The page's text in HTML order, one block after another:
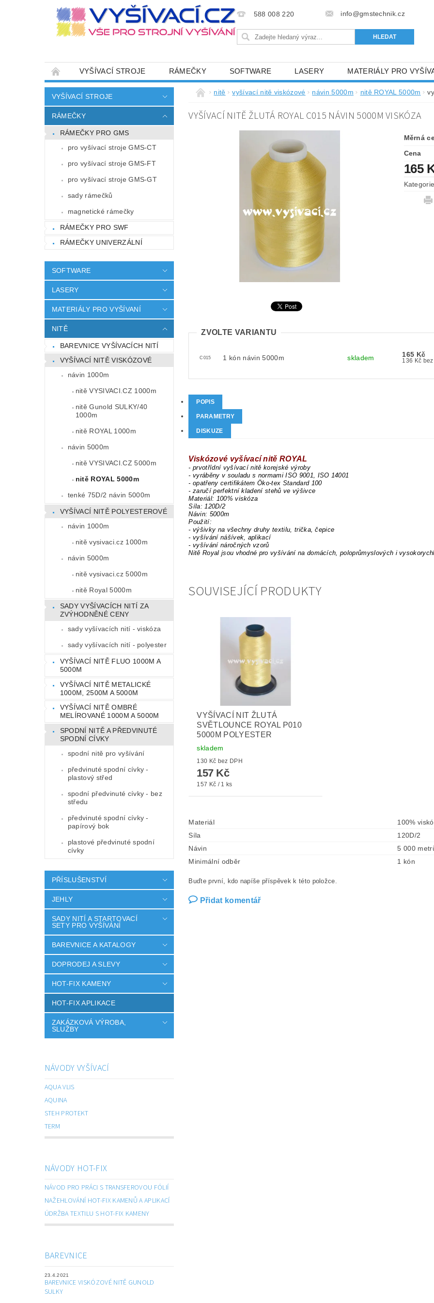
588 008 220 info@gmstechnik.cz
VYŠÍVACÍ STROJE RÁMEČKY SOFTWARE LASERY MATERIÁLY PRO
JEHLY SADY NITÍ A STARTOVACÍ SETY PRO VYŠÍVÁNÍ BAREVNICE A KATALOGY
HOT-FIX APLIKACE ZAKÁZKOVÁ VÝROBA, SLUŽBY
CENÍK DOPRAVY (NÁKLADŮ EXPEDICE) PLATNÝ OD 6. 5.2024
ZÁSADY OCHRANY OSOBNÍCH ÚDAJŮ
VYŠÍVACÍ STROJE
RÁMEČKY
RÁMEČKY PRO GMS
pro vyšívací stroje GMS-CT
pro vyšívací stroje GMS-FT
pro vyšívací stroje GMS-GT
sady rámečků
magnetické rámečky
RÁMEČKY PRO SWF
RÁMEČKY UNIVERZÁLNÍ
SOFTWARE
LASERY
MATERIÁLY PRO VYŠÍVANÍ
NITĚ
BAREVNICE VYŠÍVACÍCH NITÍ
VYŠÍVACÍ NITĚ VISKÓZOVÉ
návin 1000m
nitě VYSIVACI.CZ 1000m
nitě Gunold SULKY/40
1000m
nitě ROYAL 1000m
návin 5000m
nitě VYSIVACI.CZ 5000m
nitě ROYAL 5000m
tenké 75D/2 návin 5000m
VYŠÍVACÍ NITĚ POLYESTEROVÉ
návin 1000m
nitě vysivaci.cz 1000m
návin 5000m
nitě vysivaci.cz 5000m
nitě Royal 5000m
SADY VYŠÍVACÍCH NITÍ ZA
ZVÝHODNĚNÉ CENY
sady vyšívacích nití - viskóza
sady vyšívacích nití - polyester
VYŠÍVACÍ NITĚ FLUO 1000M A
5000M
VYŠÍVACÍ NITĚ METALICKÉ
1000M, 2500M A 5000M
VYŠÍVACÍ NITĚ OMBRÉ
MELÍROVANÉ 1000M A 5000M
SPODNÍ NITĚ A PŘEDVINUTÉ
SPODNÍ CÍVKY
spodní nitě pro vyšívání
předvinuté spodní cívky -
plastový střed
spodní předvinuté cívky - bez
středu
předvinuté spodní cívky -
papírový bok
plastové předvinuté spodní
cívky
PŘÍSLUŠENSTVÍ
JEHLY
SADY NITÍ A STARTOVACÍ
SETY PRO VYŠÍVÁNÍ
BAREVNICE A KATALOGY
DOPRODEJ A SLEVY
HOT-FIX KAMENY
HOT-FIX APLIKACE
ZAKÁZKOVÁ VÝROBA,
SLUŽBY
NÁVODY VYŠÍVACÍ
AQUA VLIS
AQUINA
STEH PROTEKT
TERM
NÁVODY HOT-FIX
NÁVOD PRO PRÁCI S TRANSFEROVOU FÓLIÍ
NAŽEHLOVÁNÍ HOT-FIX KAMENŮ A APLIKACÍ
ÚDRŽBA TEXTILU S HOT-FIX KAMENY
BAREVNICE
23.4.2021
BAREVNICE VISKÓZOVÉ NITĚ GUNOLD
SULKY
nitě vyšívací nitě viskózové návin 5000m nitě ROYAL 5000m
VYŠÍVACÍ NITĚ ŽLUTÁ ROYAL C015 NÁVIN 5000M VISKÓZA
Měrná
Cena
165
Kategorie
ZVOLTE VARIANTU
C015 1 kón návin 5000m skladem 165 Kč
136
POPIS
PARAMETRY
DISKUZE
Viskózové vyšívací nitě ROYAL
- prvotřídní vyšívací nitě korejské výroby
- vyráběny v souladu s normami ISO 9001, ISO 14001
- opatřeny certifikátem Öko-tex Standard 100
- zaručí perfektní kladení stehů ve výšivce
Materiál: 100% viskóza
Síla: 120D/2
Návin: 5000m
Použití:
- výšivky na všechny druhy textilu, trička, čepice
- vyšívání nášívek, aplikací
- vyšívání náročných vzorů
Nitě Royal jsou vhodné pro vyšívání na domácích, poloprůmyslových i
SOUVISEJÍCÍ PRODUKTY
VYŠÍVACÍ NIT ŽLUTÁ
SVĚTLOUNCE ROYAL P010
5000M POLYESTER
skladem
130 Kč bez DPH
157 Kč
157 Kč / 1 ks
Materiál
100%
Síla
120D/2
Návin
5 000
Minimální odběr
1 kón
Buďte první, kdo napíše příspěvek k této položce.
Přidat komentář